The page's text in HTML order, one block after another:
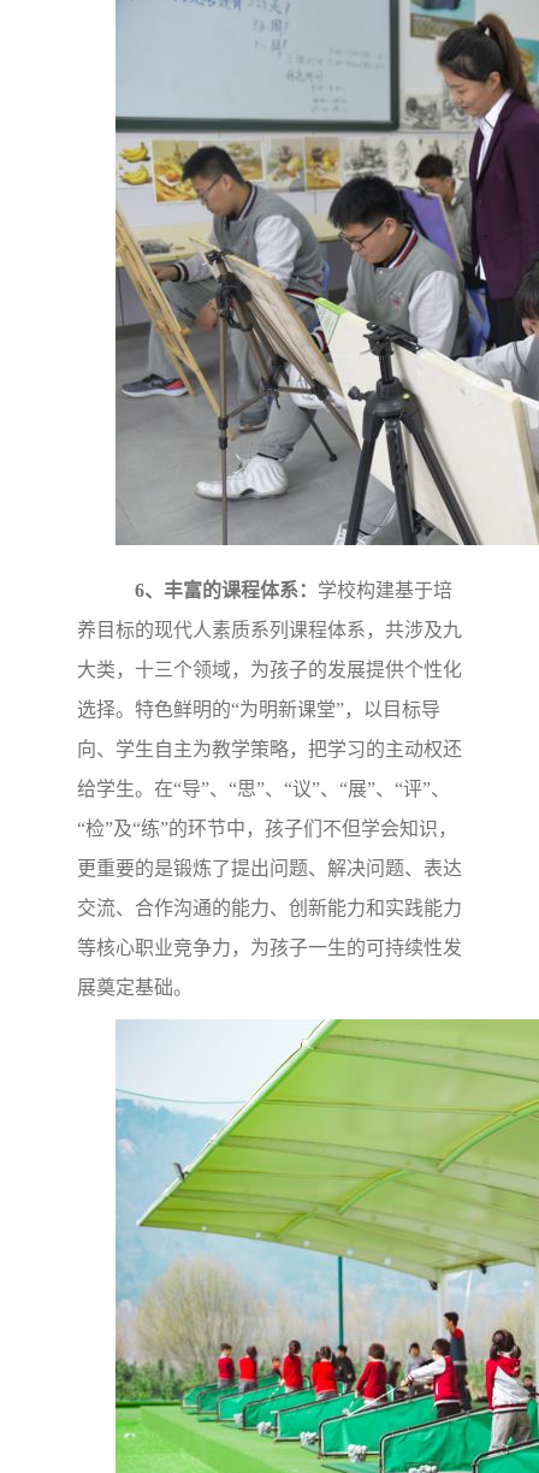
6、丰富的课程体系： 学校构建基于培
养目标的现代人素质系列课程体系，共涉及九
大类，十三个领域，为孩子的发展提供个性化
选择。特色鲜明的“为明新课堂”，以目标导
向、学生自主为教学策略，把学习的主动权还
给学生。 在“导”、“思”、“议”、“展”、“评”、
“检”及“练”的环节中，孩子们不但学会知识，
更重要的是锻炼了提出问题、解决问题、表达
交流、合作沟通的能力、创新能力和实践能力
等核心职业竞争力，为孩子一生的可持续性发
展奠定基础。